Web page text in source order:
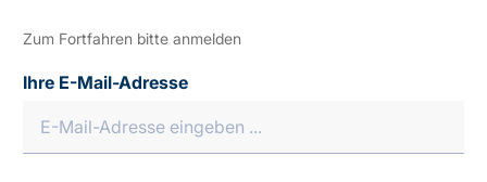
Zum Fortfahren bitte anmelden
Ihre E-Mail-Adresse